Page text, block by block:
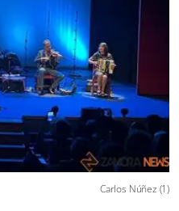
Carlos Núñez (1)